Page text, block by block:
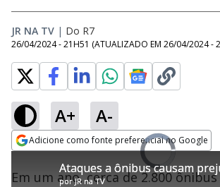
JR NA TV | Do R7
26/04/2024 - 21H51 (ATUALIZADO EM 26/04/2024 -
A+ A-
Adicione como fonte preferencial no Google
Video
is
loading.
porJR na TV
porJR na TV
Ativar
Loaded
0%
Em um ano, cerca de 2.800